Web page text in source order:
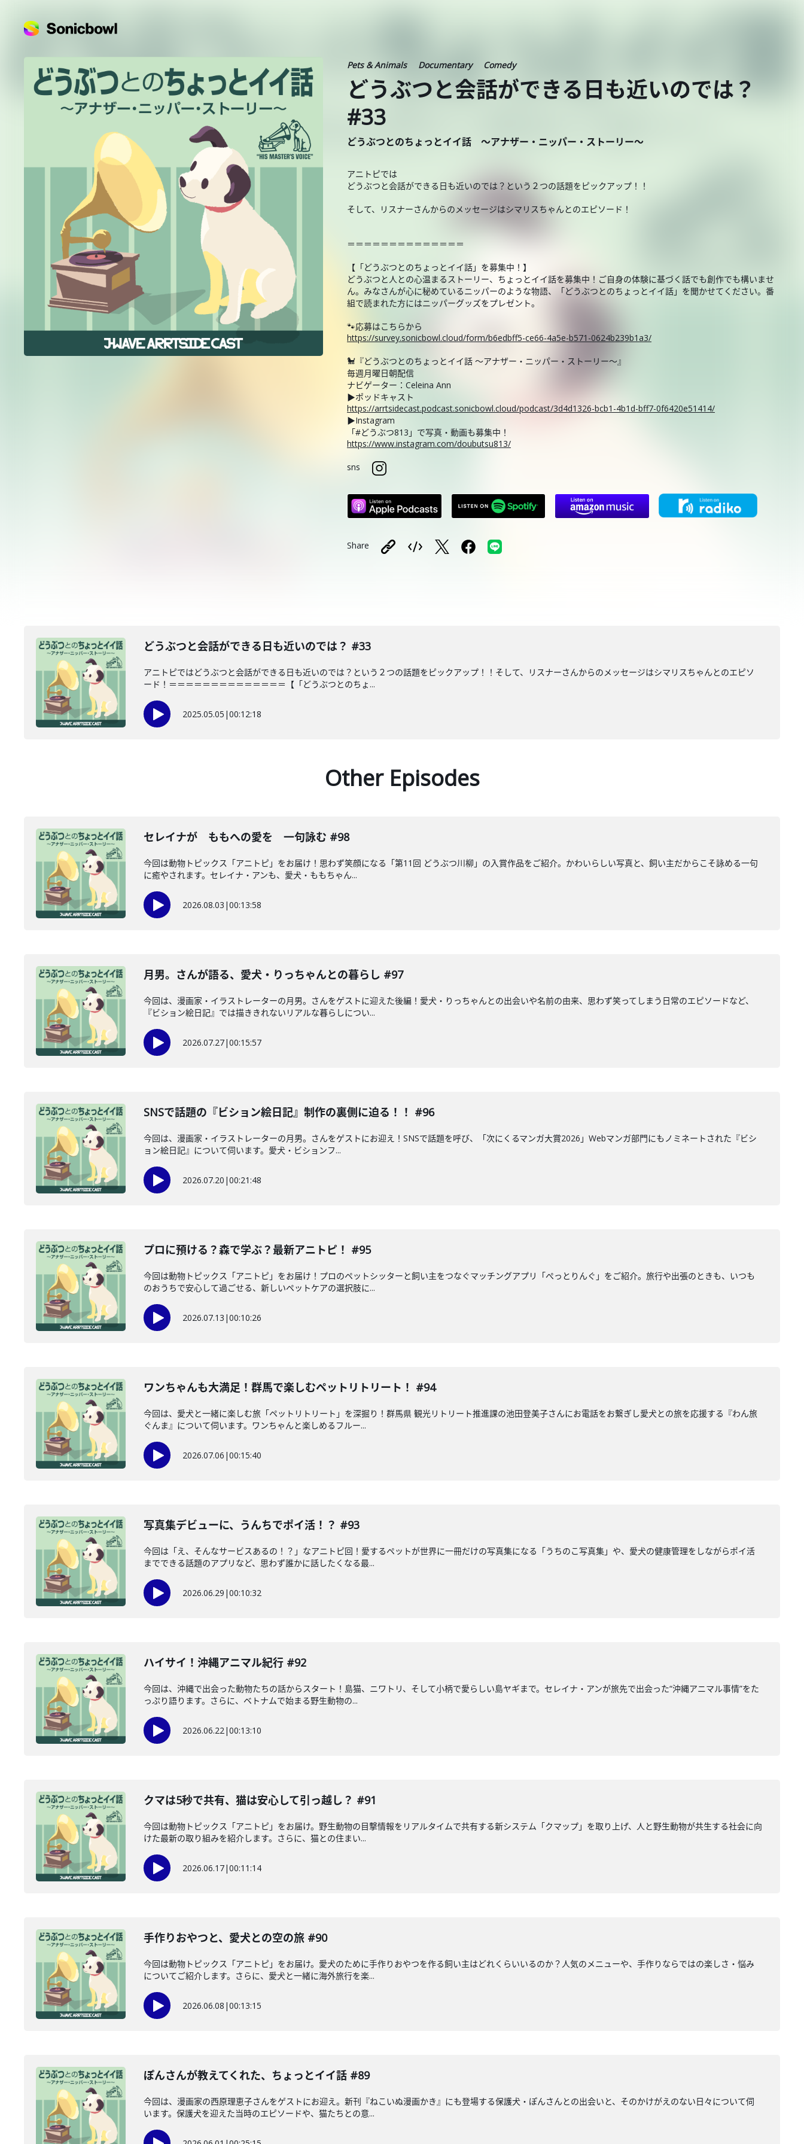
Pets & Animals Documentary Comedy
どうぶつと会話ができる日も近いのでは？
#33
どうぶつとのちょっとイイ話 ～アナザー・ニッパー・ストーリー～
アニトピでは
どうぶつと会話ができる日も近いのでは？という２つの話題をピックアップ！！
そして、リスナーさんからのメッセージはシマリスちゃんとのエピソード！
＝＝＝＝＝＝＝＝＝＝＝＝＝＝
【「どうぶつとのちょっとイイ話」を募集中！】
どうぶつと人との心温まるストーリー、ちょっとイイ話を募集中！ご自身の体験に基づく話でも創作でも構いませ
ん。みなさんが心に秘めているニッパーのような物語、「どうぶつとのちょっとイイ話」を聞かせてください。番
組で読まれた方にはニッパーグッズをプレゼント。
🐾応募はこちらから
https://survey.sonicbowl.cloud/form/b6edbff5-ce66-4a5e-b571-0624b239b1a3/
🐩『どうぶつとのちょっとイイ話 ～アナザー・ニッパー・ストーリー～』
毎週月曜日朝配信
ナビゲーター：Celeina Ann
▶ポッドキャスト
https://arrtsidecast.podcast.sonicbowl.cloud/podcast/3d4d1326-bcb1-4b1d-bff7-0f6420e51414/
▶Instagram
「#どうぶつ813」で写真・動画も募集中！
https://www.instagram.com/doubutsu813/
sns
Share
どうぶつと会話ができる日も近いのでは？ #33
アニトピではどうぶつと会話ができる日も近いのでは？という２つの話題をピックアップ！！そして、リスナーさんからのメッセージはシマリスちゃんとのエピソ
ード！＝＝＝＝＝＝＝＝＝＝＝＝＝＝【「どうぶつとのちょ...
2025.05.05 |00:12:18
Other Episodes
セレイナが ももへの愛を 一句詠む #98
今回は動物トピックス「アニトピ」をお届け！思わず笑顔になる「第11回 どうぶつ川柳」の入賞作品をご紹介。かわいらしい写真と、飼い主だからこそ詠める一句
に癒やされます。セレイナ・アンも、愛犬・ももちゃん...
2026.08.03 |00:13:58
月男。さんが語る、愛犬・りっちゃんとの暮らし #97
今回は、漫画家・イラストレーターの月男。さんをゲストに迎えた後編！愛犬・りっちゃんとの出会いや名前の由来、思わず笑ってしまう日常のエピソードなど、
『ビション絵日記』では描ききれないリアルな暮らしについ...
2026.07.27|00:15:57
SNSで話題の『ビション絵日記』制作の裏側に迫る！！ #96
今回は、漫画家・イラストレーターの月男。さんをゲストにお迎え！SNSで話題を呼び、「次にくるマンガ大賞2026」Webマンガ部門にもノミネートされた『ビシ
ョン絵日記』について伺います。愛犬・ビションフ...
2026.07.20 |00:21:48
プロに預ける？森で学ぶ？最新アニトピ！ #95
今回は動物トピックス「アニトピ」をお届け！プロのペットシッターと飼い主をつなぐマッチングアプリ「ぺっとりんぐ」をご紹介。旅行や出張のときも、いつも
のおうちで安心して過ごせる、新しいペットケアの選択肢に...
2026.07.13 |00:10:26
ワンちゃんも大満足！群馬で楽しむペットリトリート！ #94
今回は、愛犬と一緒に楽しむ旅「ペットリトリート」を深掘り！群馬県 観光リトリート推進課の池田登美子さんにお電話をお繋ぎし愛犬との旅を応援する『わん旅
ぐんま』について伺います。ワンちゃんと楽しめるフルー...
2026.07.06 |00:15:40
写真集デビューに、うんちでポイ活！？ #93
今回は「え、そんなサービスあるの！？」なアニトピ回！愛するペットが世界に一冊だけの写真集になる「うちのこ写真集」や、愛犬の健康管理をしながらポイ活
までできる話題のアプリなど、思わず誰かに話したくなる最...
2026.06.29 |00:10:32
ハイサイ！沖縄アニマル紀行 #92
今回は、沖縄で出会った動物たちの話からスタート！島猫、ニワトリ、そして小柄で愛らしい島ヤギまで。セレイナ・アンが旅先で出会った“沖縄アニマル事情”をた
っぷり語ります。さらに、ベトナムで始まる野生動物の...
2026.06.22|00:13:10
クマは5秒で共有、猫は安心して引っ越し？ #91
今回は動物トピックス「アニトピ」をお届け。野生動物の目撃情報をリアルタイムで共有する新システム「クマップ」を取り上げ、人と野生動物が共生する社会に向
けた最新の取り組みを紹介します。さらに、猫との住まい...
2026.06.17|00:11:14
手作りおやつと、愛犬との空の旅 #90
今回は動物トピックス「アニトピ」をお届け。愛犬のために手作りおやつを作る飼い主はどれくらいいるのか？人気のメニューや、手作りならではの楽しさ・悩み
についてご紹介します。さらに、愛犬と一緒に海外旅行を楽...
2026.06.08 |00:13:15
ぽんさんが教えてくれた、ちょっとイイ話 #89
今回は、漫画家の西原理恵子さんをゲストにお迎え。新刊『ねこいぬ漫画かき』にも登場する保護犬・ぽんさんとの出会いと、そのかけがえのない日々について伺
います。保護犬を迎えた当時のエピソードや、猫たちとの意...